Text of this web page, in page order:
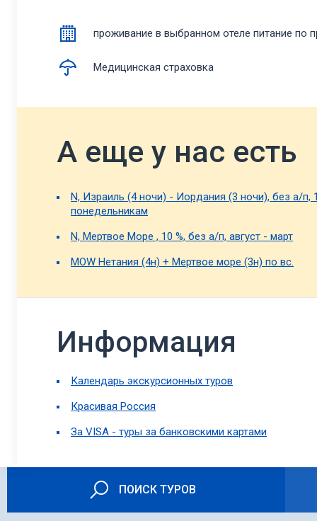
проживание в выбранном отеле питание по
Медицинская страховка
А еще у нас есть
N, Израиль (4 ночи) - Иордания (3 ночи), без а/п,
понедельникам
N, Мертвое Море , 10 %, без а/п, август - март
MOW Нетания (4н) + Мертвое море (3н) по вс.
Информация
Календарь экскурсионных туров
Красивая Россия
За VISA - туры за банковскими картами
ПОИСК ТУРОВ